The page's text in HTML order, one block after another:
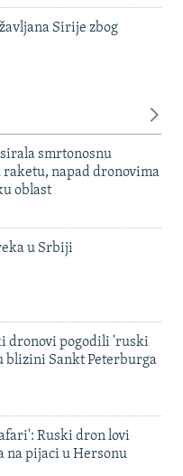
Sirije zbog
smrtonosnu
napad dronovima
oblast
u Srbiji
dronovi pogodili 'ruski
blizini Sankt Peterburga
Ruski dron lovi
na pijaci u Hersonu